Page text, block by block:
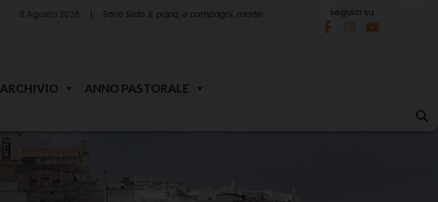
8 Agosto 2026 Santi Sisto II, papa, e compagni, martiri seguici su
ARCHIVIO
ANNO PASTORALE